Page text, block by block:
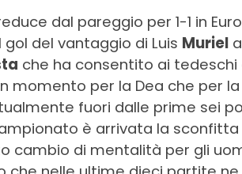
dal pareggio per 1-1 in
gol del vantaggio di Luis Muriel
che ha consentito ai
momento per la Dea che per
fuori dalle prime sei
è arrivata la sconfitta
cambio di mentalità per gli